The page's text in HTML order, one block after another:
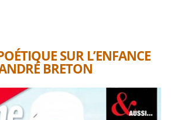
SUR L’ENFANCE
BRETON